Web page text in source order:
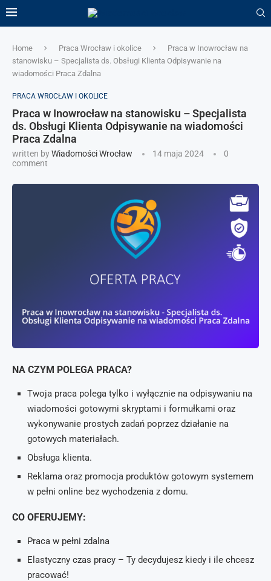
Home Praca Wrocław i okolice
Praca w Inowrocław na
stanowisku – Specjalista ds. Obsługi Klienta Odpisywanie na
wiadomości Praca Zdalna
PRACA WROCŁAW I OKOLICE
Praca w Inowrocław na stanowisku – Specjalista
ds. Obsługi Klienta Odpisywanie na wiadomości
Praca Zdalna
written byWiadomości Wrocław 14 maja 2024
0
comment
NA CZYM POLEGA PRACA?
Twoja praca polega tylko i wyłącznie na odpisywaniu na
wiadomości gotowymi skryptami i formułkami oraz
wykonywanie prostych zadań poprzez działanie na
gotowych materiałach.
Obsługa klienta.
Reklama oraz promocja produktów gotowym systemem
w pełni online bez wychodzenia z domu.
CO OFERUJEMY:
Praca w pełni zdalna
Elastyczny czas pracy – Ty decydujesz kiedy i ile chcesz
pracować!